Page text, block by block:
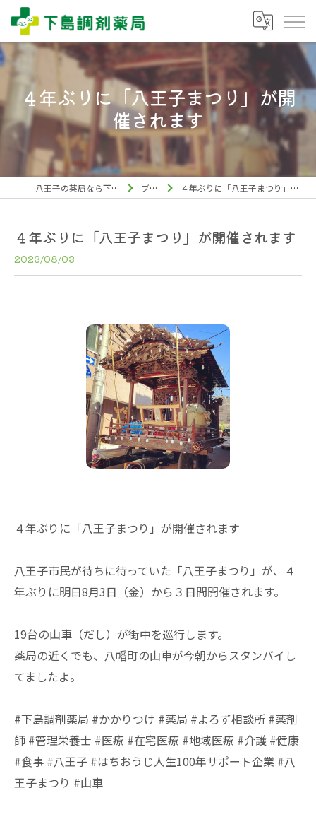
４年ぶりに「八王子まつり」が開
催されます
八王子の薬局なら下島調剤薬局 ブログ ４年ぶりに「八王子まつり」が開催されます
４年ぶりに「八王子まつり」が開催されます
2023/08/03
４年ぶりに「八王子まつり」が開催されます
八王子市民が待ちに待っていた「八王子まつり」が、４
年ぶりに明日8月3日（金）から３日間開催されます。
19台の山車（だし）が街中を巡行します。
薬局の近くでも、八幡町の山車が今朝からスタンバイし
てましたよ。
#下島調剤薬局 #かかりつけ #薬局 #よろず相談所 #薬剤
師 #管理栄養士 #医療 #在宅医療 #地域医療 #介護 #健康
#食事 #八王子 #はちおうじ人生100年サポート企業 #八
王子まつり #山車